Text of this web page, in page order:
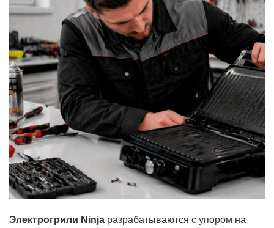
Электрогрили Ninja разрабатываются с упором на